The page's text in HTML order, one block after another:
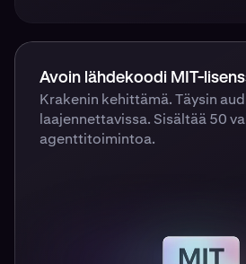
Avoin lähdekoodi MIT-
Krakenin kehittämä. Täysin
laajennettavissa. Sisältää 50
agenttitoimintoa.